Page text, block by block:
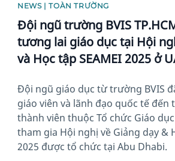
NEWS | TOÀN TRƯỜNG
Đội ngũ trường BVIS
tương lai giáo dục tại Hội
và Học tập SEAMEI 2025 ở
Đội ngũ giáo dục từ trường BVIS
giáo viên và lãnh đạo quốc tế đến
thành viên thuộc Tổ chức Giáo
tham gia Hội nghị về Giảng dạy &
2025 được tổ chức tại Abu Dhabi.